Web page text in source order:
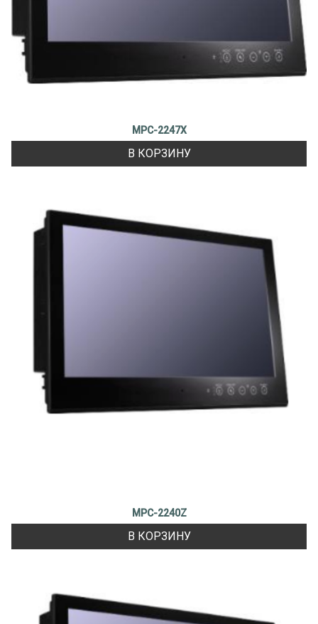
MPC-2247X
В КОРЗИНУ
MPC-2240Z
В КОРЗИНУ